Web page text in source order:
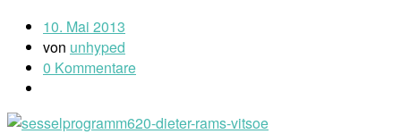
10. Mai 2013
von unhyped
0 Kommentare